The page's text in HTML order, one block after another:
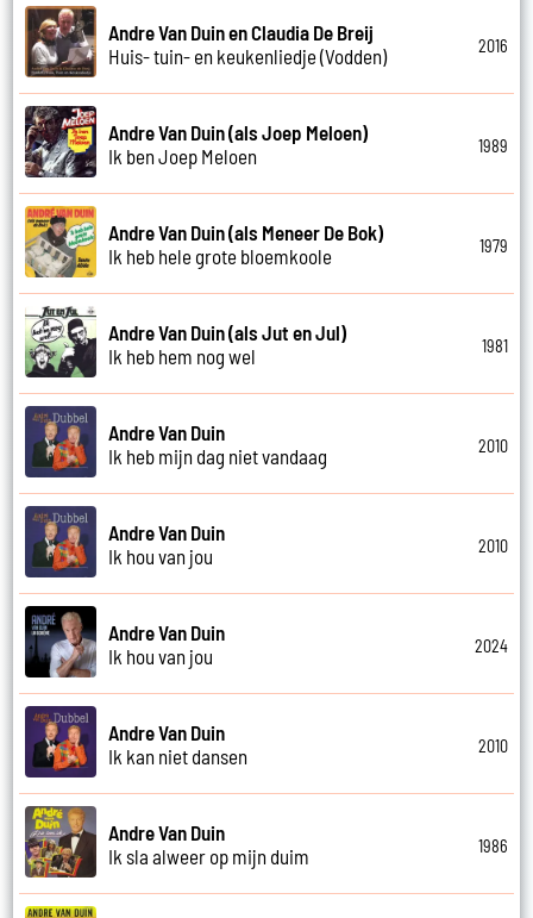
Andre Van Duin en Claudia De Breij
Huis- tuin- en keukenliedje (Vodden)
2016
Andre Van Duin (als Joep Meloen)
Ik ben Joep Meloen
1989
Andre Van Duin (als Meneer De Bok)
Ik heb hele grote bloemkoole
1979
Andre Van Duin (als Jut en Jul)
Ik heb hem nog wel
1981
Andre Van Duin
Ik heb mijn dag niet vandaag
2010
Andre Van Duin
Ik hou van jou
2010
Andre Van Duin
Ik hou van jou
2024
Andre Van Duin
Ik kan niet dansen
2010
Andre Van Duin
Ik sla alweer op mijn duim
1986